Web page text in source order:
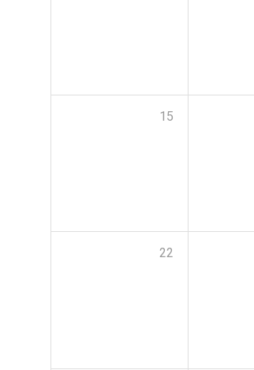
15
22